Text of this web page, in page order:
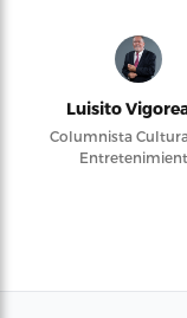
Luisito
Columnista